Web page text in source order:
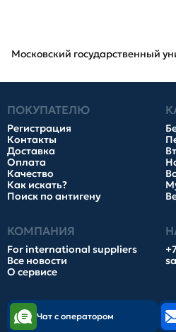
Московский государственный
ПОКУПАТЕЛЮ
Регистрация
Контакты
Доставка
Оплата
Качество
Как искать?
Поиск по антигену
КОМПАНИЯ
For international suppliers
Все новости
О сервисе
Чат с оператором